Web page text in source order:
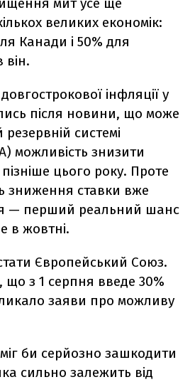
мит усе ще
великих економік:
Канади і 50% для
він.
інфляції у
після новини, що може
системі
можливість знизити
цього року. Проте
зниження ставки вже
— перший реальний шанс
в жовтні.
Європейський Союз.
з 1 серпня введе 30%
заяви про можливу
би серйозно зашкодити
сильно залежить від